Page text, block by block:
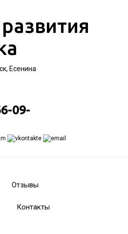
Есенина
09-
Отзывы
Контакты